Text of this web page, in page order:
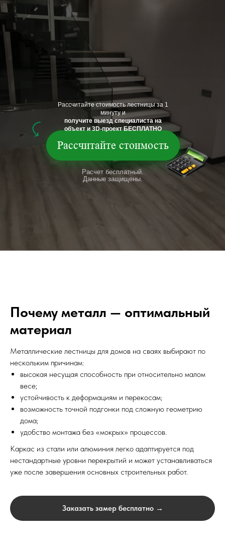
Рассчитайте стоимость
Расчет бесплатный.
Данные защищены.
Рассчитайте стоимость лестницы за 1
минуту и
получите выезд специалиста на
объект и 3D-проект БЕСПЛАТНО
Почему металл — оптимальный
материал
Металлические лестницы для домов на сваях выбирают по
нескольким причинам:
высокая несущая способность при относительно малом
весе;
устойчивость к деформациям и перекосам;
возможность точной подгонки под сложную геометрию
дома;
удобство монтажа без «мокрых» процессов.
Каркас из стали или алюминия легко адаптируется под
нестандартные уровни перекрытий и может устанавливаться
уже после завершения основных строительных работ.
Заказать замер бесплатно →